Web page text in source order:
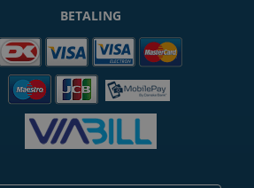
BETALING